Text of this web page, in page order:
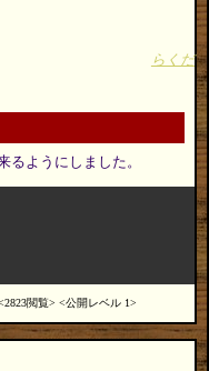
らくだ
るようにしました。
2823閲覧 公開レベル 1